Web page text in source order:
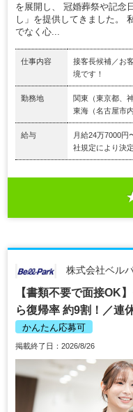
を展開し、 冠婚葬祭や記念
し」を提供してきました。
でなく心...
仕事内容
接客長候補／お
境です！
勤務地
関東（東京都、
東海（名古屋市
給与
月給24万7000
社規定により決
株式会社ベル
【書類不要で面接OK
ら復帰率 約9割！／連
かんたん応募可
掲載終了日：2026/8/26